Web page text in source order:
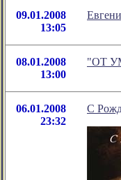
09.01.2008
13:05
08.01.2008
13:00
"ОТ
06.01.2008
23:32
С